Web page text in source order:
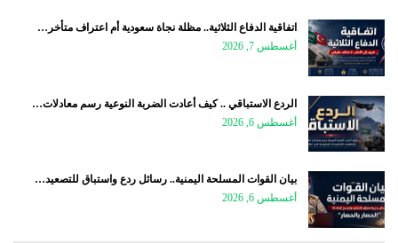
اتفاقية الدفاع الثلاثية.. مظلة نجاة سعودية أم اعتراف متأخر…
أغسطس 7, 2026
الردع الاستباقي .. كيف أعادت الضربة النوعية رسم معادلات…
أغسطس 6, 2026
بيان القوات المسلحة اليمنية.. رسائل ردع واستباق للتصعيد…
أغسطس 6, 2026